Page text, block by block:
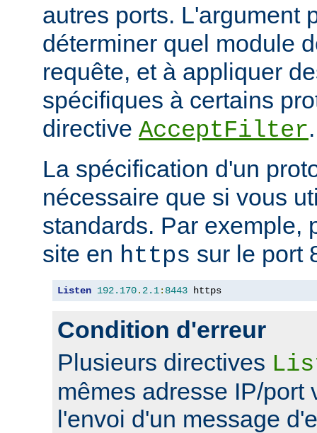
autres ports. L'argument
déterminer quel module
requête, et à appliquer
spécifiques à certains
directive AcceptFilter.
La spécification d'un
nécessaire que si vous
standards. Par exemple,
site en https sur le port
Listen 192.170. 2.1: 8443 https
Condition d'erreur
Plusieurs directives
mêmes adresse IP/port
l'envoi d'un message